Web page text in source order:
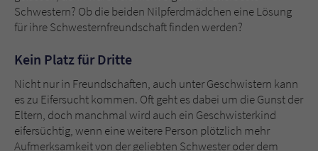
Schwestern? Ob die beiden Nilpferdmädchen eine Lösung
für ihre Schwesternfreundschaft finden werden?
Kein Platz für Dritte
Nicht nur in Freundschaften, auch unter Geschwistern kann
es zu Eifersucht kommen. Oft geht es dabei um die Gunst der
Eltern, doch manchmal wird auch ein Geschwisterkind
eifersüchtig, wenn eine weitere Person plötzlich mehr
Aufmerksamkeit von der geliebten Schwester oder dem